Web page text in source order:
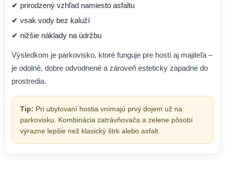
✔ prirodzený vzhľad namiesto asfaltu
✔ vsak vody bez kaluží
✔ nižšie náklady na údržbu
Výsledkom je parkovisko, ktoré funguje pre hostí aj majiteľa –
je odolné, dobre odvodnené a zároveň esteticky zapadne do
prostredia.
Tip: Pri ubytovaní hostia vnímajú prvý dojem už na
parkovisku. Kombinácia zatrávňovača a zelene pôsobí
výrazne lepšie než klasický štrk alebo asfalt.